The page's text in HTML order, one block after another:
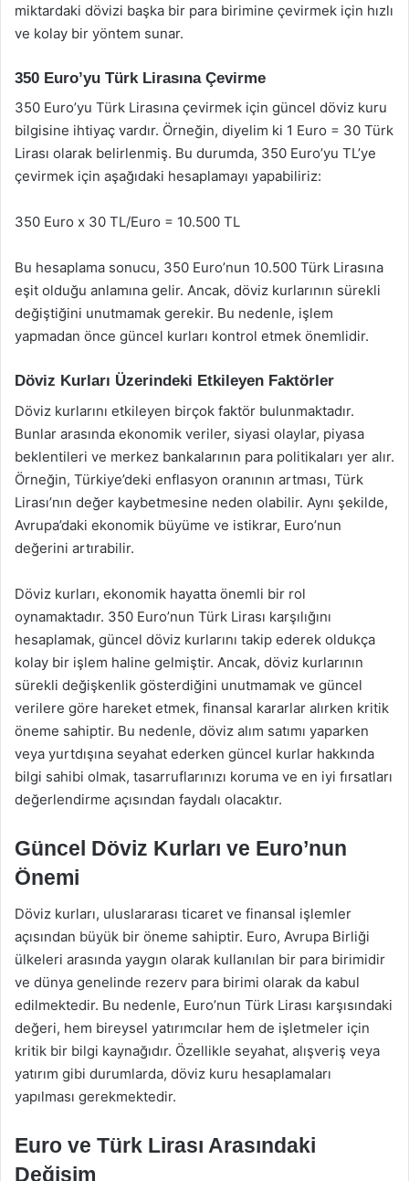
miktardaki dövizi başka bir para birimine çevirmek için hızlı
ve kolay bir yöntem sunar.
350 Euro’yu Türk Lirasına Çevirme
350 Euro’yu Türk Lirasına çevirmek için güncel döviz kuru
bilgisine ihtiyaç vardır. Örneğin, diyelim ki 1 Euro = 30 Türk
Lirası olarak belirlenmiş. Bu durumda, 350 Euro’yu TL’ye
çevirmek için aşağıdaki hesaplamayı yapabiliriz:
350 Euro x 30 TL/Euro = 10.500 TL
Bu hesaplama sonucu, 350 Euro’nun 10.500 Türk Lirasına
eşit olduğu anlamına gelir. Ancak, döviz kurlarının sürekli
değiştiğini unutmamak gerekir. Bu nedenle, işlem
yapmadan önce güncel kurları kontrol etmek önemlidir.
Döviz Kurları Üzerindeki Etkileyen Faktörler
Döviz kurlarını etkileyen birçok faktör bulunmaktadır.
Bunlar arasında ekonomik veriler, siyasi olaylar, piyasa
beklentileri ve merkez bankalarının para politikaları yer alır.
Örneğin, Türkiye’deki enflasyon oranının artması, Türk
Lirası’nın değer kaybetmesine neden olabilir. Aynı şekilde,
Avrupa’daki ekonomik büyüme ve istikrar, Euro’nun
değerini artırabilir.
Döviz kurları, ekonomik hayatta önemli bir rol
oynamaktadır. 350 Euro’nun Türk Lirası karşılığını
hesaplamak, güncel döviz kurlarını takip ederek oldukça
kolay bir işlem haline gelmiştir. Ancak, döviz kurlarının
sürekli değişkenlik gösterdiğini unutmamak ve güncel
verilere göre hareket etmek, finansal kararlar alırken kritik
öneme sahiptir. Bu nedenle, döviz alım satımı yaparken
veya yurtdışına seyahat ederken güncel kurlar hakkında
bilgi sahibi olmak, tasarruflarınızı koruma ve en iyi fırsatları
değerlendirme açısından faydalı olacaktır.
Güncel Döviz Kurları ve Euro’nun
Önemi
Döviz kurları, uluslararası ticaret ve finansal işlemler
açısından büyük bir öneme sahiptir. Euro, Avrupa Birliği
ülkeleri arasında yaygın olarak kullanılan bir para birimidir
ve dünya genelinde rezerv para birimi olarak da kabul
edilmektedir. Bu nedenle, Euro’nun Türk Lirası karşısındaki
değeri, hem bireysel yatırımcılar hem de işletmeler için
kritik bir bilgi kaynağıdır. Özellikle seyahat, alışveriş veya
yatırım gibi durumlarda, döviz kuru hesaplamaları
yapılması gerekmektedir.
Euro ve Türk Lirası Arasındaki
Değişim